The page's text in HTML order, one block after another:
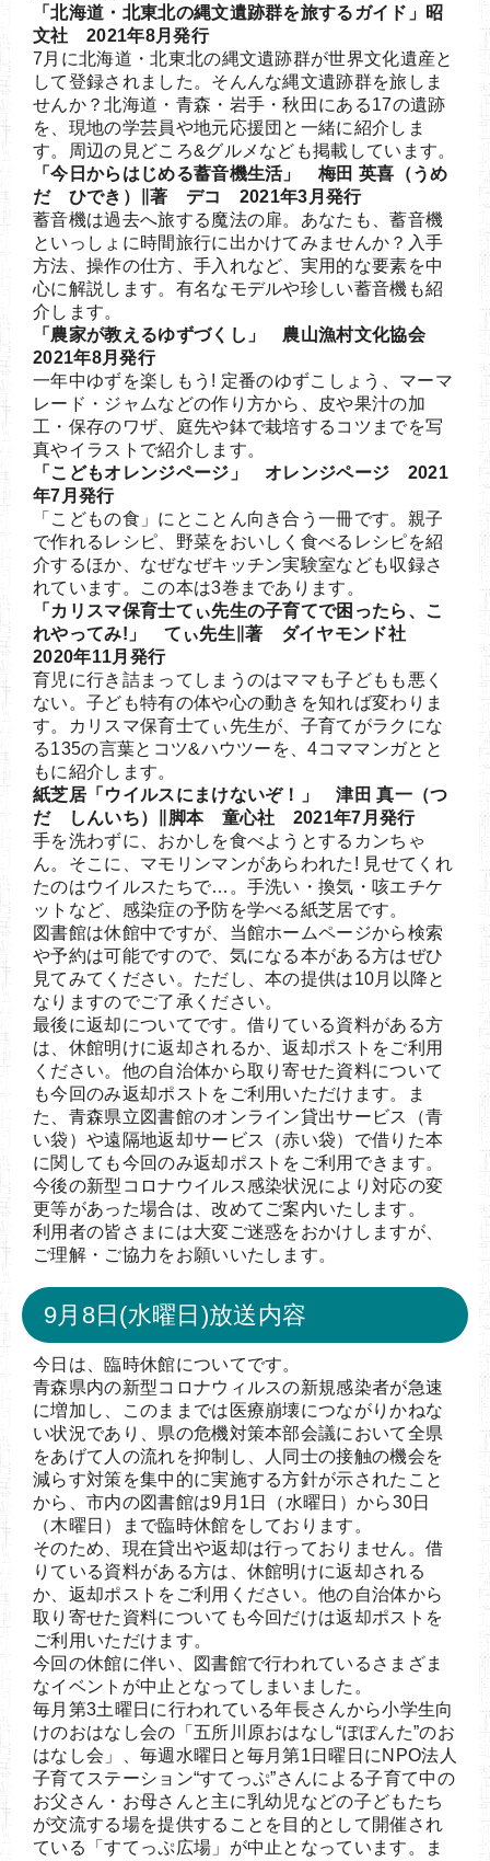
「北海道・北東北の縄文遺跡群を旅するガイド」昭
文社 2021年8月発行
7月に北海道・北東北の縄文遺跡群が世界文化遺産と
して登録されました。そんんな縄文遺跡群を旅しま
せんか？北海道・青森・岩手・秋田にある17の遺跡
を、現地の学芸員や地元応援団と一緒に紹介しま
す。周辺の見どころ&グルメなども掲載しています。
「今日からはじめる蓄音機生活」 梅田 英喜（うめ
だ ひでき）∥著 デコ 2021年3月発行
蓄音機は過去へ旅する魔法の扉。あなたも、蓄音機
といっしょに時間旅行に出かけてみませんか？入手
方法、操作の仕方、手入れなど、実用的な要素を中
心に解説します。有名なモデルや珍しい蓄音機も紹
介します。
「農家が教えるゆずづくし」 農山漁村文化協会
2021年8月発行
一年中ゆずを楽しもう! 定番のゆずこしょう、マーマ
レード・ジャムなどの作り方から、皮や果汁の加
工・保存のワザ、庭先や鉢で栽培するコツまでを写
真やイラストで紹介します。
「こどもオレンジページ」 オレンジページ 2021
年7月発行
「こどもの食」にとことん向き合う一冊です。親子
で作れるレシピ、野菜をおいしく食べるレシピを紹
介するほか、なぜなぜキッチン実験室なども収録さ
れています。この本は3巻まであります。
「カリスマ保育士てぃ先生の子育てで困ったら、こ
れやってみ!」 てぃ先生∥著 ダイヤモンド社
2020年11月発行
育児に行き詰まってしまうのはママも子どもも悪く
ない。子ども特有の体や心の動きを知れば変わりま
す。カリスマ保育士てぃ先生が、子育てがラクにな
る135の言葉とコツ&ハウツーを、4コママンガとと
もに紹介します。
紙芝居「ウイルスにまけないぞ！」 津田 真一（つ
だ しんいち）∥脚本 童心社 2021年7月発行
手を洗わずに、おかしを食べようとするカンちゃ
ん。そこに、マモリンマンがあらわれた! 見せてくれ
たのはウイルスたちで…。手洗い・換気・咳エチケ
ットなど、感染症の予防を学べる紙芝居です。
図書館は休館中ですが、当館ホームページから検索
や予約は可能ですので、気になる本がある方はぜひ
見てみてください。ただし、本の提供は10月以降と
なりますのでご了承ください。
最後に返却についてです。借りている資料がある方
は、休館明けに返却されるか、返却ポストをご利用
ください。他の自治体から取り寄せた資料について
も今回のみ返却ポストをご利用いただけます。ま
た、青森県立図書館のオンライン貸出サービス（青
い袋）や遠隔地返却サービス（赤い袋）で借りた本
に関しても今回のみ返却ポストをご利用できます。
今後の新型コロナウイルス感染状況により対応の変
更等があった場合は、改めてご案内いたします。
利用者の皆さまには大変ご迷惑をおかけしますが、
ご理解・ご協力をお願いいたします。
9月8日(水曜日)放送内容
今日は、臨時休館についてです。
青森県内の新型コロナウィルスの新規感染者が急速
に増加し、このままでは医療崩壊につながりかねな
い状況であり、県の危機対策本部会議において全県
をあげて人の流れを抑制し、人同士の接触の機会を
減らす対策を集中的に実施する方針が示されたこと
から、市内の図書館は9月1日（水曜日）から30日
（木曜日）まで臨時休館をしております。
そのため、現在貸出や返却は行っておりません。借
りている資料がある方は、休館明けに返却される
か、返却ポストをご利用ください。他の自治体から
取り寄せた資料についても今回だけは返却ポストを
ご利用いただけます。
今回の休館に伴い、図書館で行われているさまざま
なイベントが中止となってしまいました。
毎月第3土曜日に行われている年長さんから小学生向
けのおはなし会の「五所川原おはなし“ぽぽんた”のお
はなし会」、毎週水曜日と毎月第1日曜日にNPO法人
子育てステーション“すてっぷ”さんによる子育て中の
お父さん・お母さんと主に乳幼児などの子どもたち
が交流する場を提供することを目的として開催され
ている「すてっぷ広場」が中止となっています。ま